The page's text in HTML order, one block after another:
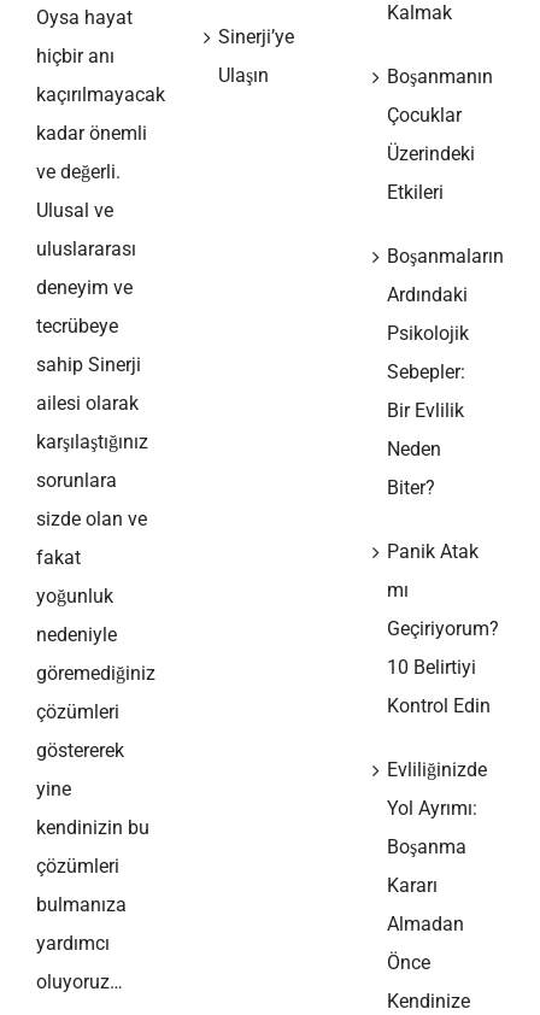
Oysa hayat
hiçbir anı
kaçırılmayacak
kadar önemli
ve değerli.
Ulusal ve
uluslararası
deneyim ve
tecrübeye
sahip Sinerji
ailesi olarak
karşılaştığınız
sorunlara
sizde olan ve
fakat
yoğunluk
nedeniyle
göremediğiniz
çözümleri
göstererek
yine
kendinizin bu
çözümleri
bulmanıza
yardımcı
oluyoruz…
Sinerji’ye
Ulaşın
Kalmak
Boşanmanın
Çocuklar
Üzerindeki
Etkileri
Boşanmaların
Ardındaki
Psikolojik
Sebepler:
Bir Evlilik
Neden
Biter?
Panik Atak
mı
Geçiriyorum?
10 Belirtiyi
Kontrol Edin
Evliliğinizde
Yol Ayrımı:
Boşanma
Kararı
Almadan
Önce
Kendinize